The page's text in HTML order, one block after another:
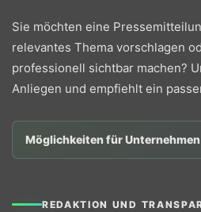
Sie möchten eine
relevantes Thema vorschlagen
professionell sichtbar machen?
Anliegen und empfiehlt ein
Möglichkeiten für Unternehmen
REDAKTION UND